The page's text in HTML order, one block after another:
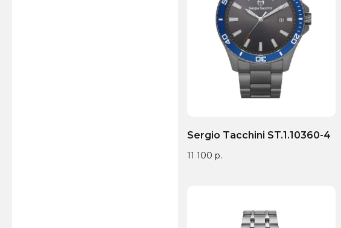
Sergio Tacchini ST.1.10360-4
11 100 р.